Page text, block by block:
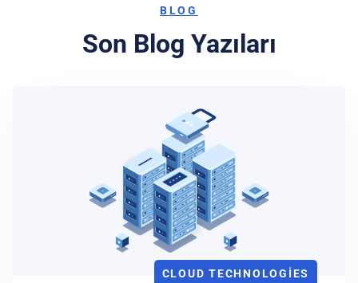
BLOG
Son Blog Yazıları
CLOUD TECHNOLOGIES